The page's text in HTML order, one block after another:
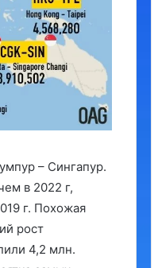
– Сингапур.
в 2022 г,
г. Похожая
рост
4,2 млн.